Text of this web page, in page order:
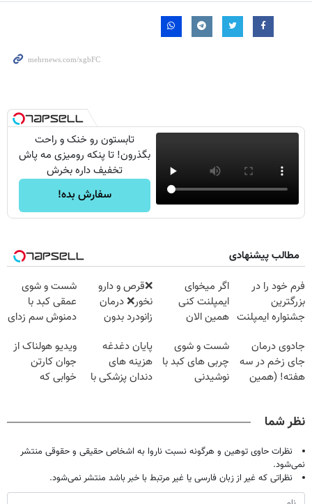
تابستون رو خنک و راحت
بگذرون! تا پنکه رومیزی مه پاش
تخفیف داره بخرش
سفارش بده!
مطالب پیشنهادی
فرم خود را در
بزرگترین
جشنواره ایمپلنت
فقط ۲۵ میلیون
اگر میخوای
ایمپلنت کنی
همین الان
۲۵ میلیون
تومان!!!
❌قرص‌ و دارو
نخور❌ درمان
زانودرد بدون
شست و شوی
عمقی کبد با
دمنوش سم زدای
جادوی درمان
جای زخم در سه
هفته! (همین
شست و شوی
چربی های کبد با
نوشیدنی
پایان دغدغه
هزینه های
دندان پزشکی با
ویدیو هولناک از
جوان کارتن
خوابی که
نظر شما
نظرات حاوی توهین و هرگونه نسبت ناروا به اشخاص حقیقی و حقوقی منتشر
نمی‌شود.
نظراتی که غیر از زبان فارسی یا غیر مرتبط با خبر باشد منتشر نمی‌شود.